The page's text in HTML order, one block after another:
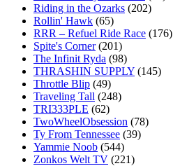
Riding in the Ozarks (202)
Rollin' Hawk (65)
RRR – Refuel Ride Race (176)
Spite's Corner (201)
The Infinit Ryda (98)
THRASHIN SUPPLY (145)
Throttle Blip (49)
Traveling Tall (248)
TRI333PLE (62)
TwoWheelObsession (78)
Ty From Tennessee (39)
Yammie Noob (544)
Zonkos Welt TV (221)